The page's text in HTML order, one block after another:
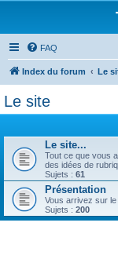
FAQ
Index du forum Le
Le site
Le site...
Tout ce que vous
des idées de
Sujets : 61
Présentation
Vous arrivez sur le
Sujets : 200